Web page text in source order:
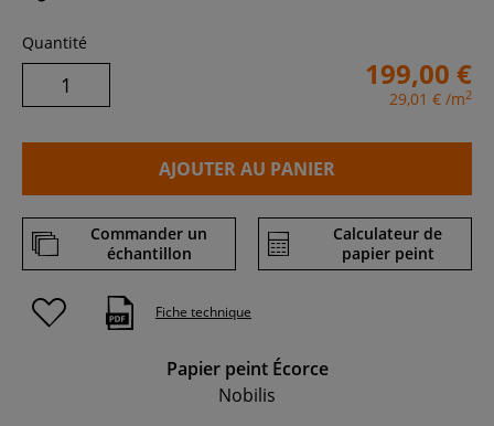
Quantité
199,00 €
29,01 € /m2
AJOUTER AU PANIER
Commander un
échantillon
Calculateur de
papier peint
Fiche technique
Papier peint Écorce
Nobilis